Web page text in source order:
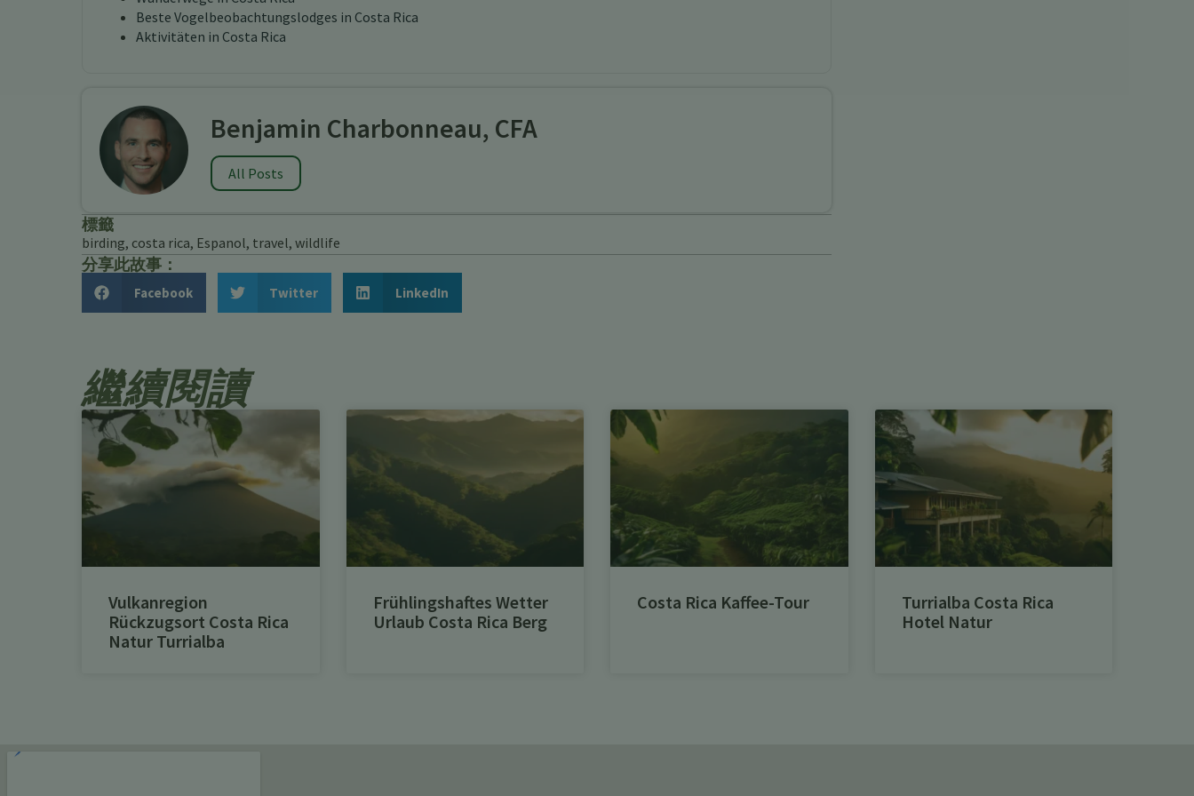
Beste Vogelbeobachtungslodges in Costa Rica
Aktivitäten in Costa Rica
Benjamin Charbonneau, CFA
All Posts
標籤
birding, costa rica, Espanol, travel, wildlife
分享此故事：
Facebook Twitter LinkedIn
繼續閱讀
Vulkanregion
Rückzugsort Costa Rica
Natur Turrialba
Frühlingshaftes Wetter
Urlaub Costa Rica Berg
Costa Rica Kaffee-Tour
Turrialba Costa Rica
Hotel Natur